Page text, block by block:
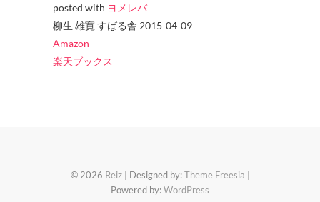
posted with ヨメレバ
柳生 雄寛 すばる舎 2015-04-09
Amazon
楽天ブックス
© 2026 Reiz| Designed by:Theme Freesia
Powered by:WordPress